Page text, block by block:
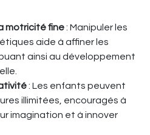
motricité fine: Manipuler les
aide à affiner les
ainsi au développement
: Les enfants peuvent
illimitées, encouragés à
imagination et à innover